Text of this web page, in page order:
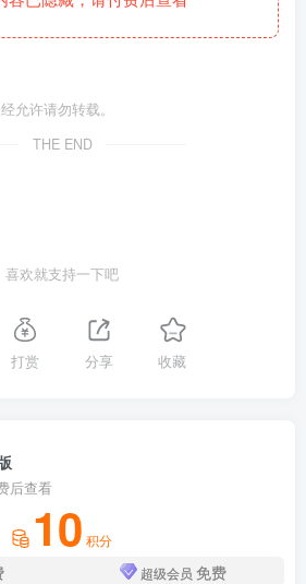
允许请勿转载。
THE END
喜欢就支持一下吧
打赏 分享 收藏
后查看
10 积分
超级会员 免费